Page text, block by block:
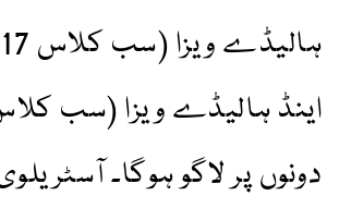
دونوں پر لاگو ہوگا۔